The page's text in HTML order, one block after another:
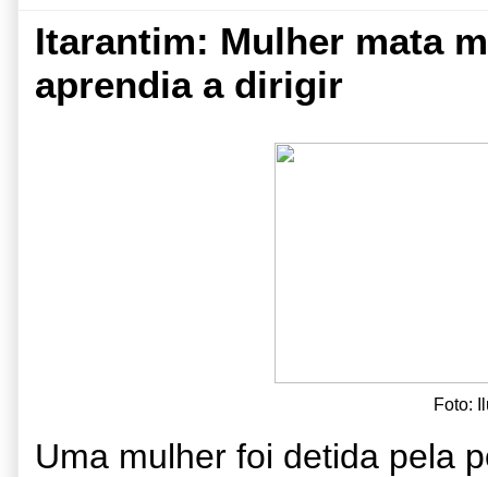
Itarantim: Mulher mata
aprendia a dirigir
Foto:
Uma mulher foi detida pela